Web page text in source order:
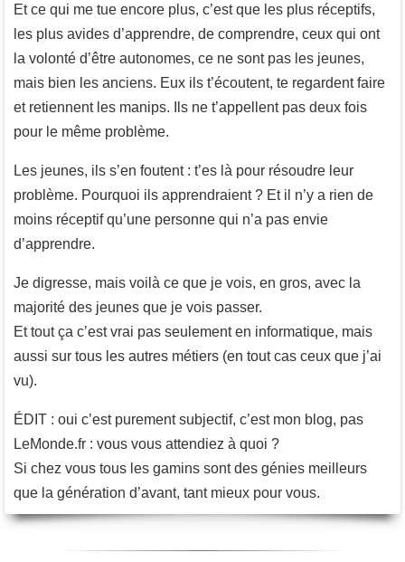
Et ce qui me tue encore plus, c’est que les plus réceptifs,
les plus avides d’apprendre, de comprendre, ceux qui ont
la volonté d’être autonomes, ce ne sont pas les jeunes,
mais bien les anciens. Eux ils t’écoutent, te regardent faire
et retiennent les manips. Ils ne t’appellent pas deux fois
pour le même problème.
Les jeunes, ils s’en foutent : t’es là pour résoudre leur
problème. Pourquoi ils apprendraient ? Et il n’y a rien de
moins réceptif qu’une personne qui n’a pas envie
d’apprendre.
Je digresse, mais voilà ce que je vois, en gros, avec la
majorité des jeunes que je vois passer.
Et tout ça c’est vrai pas seulement en informatique, mais
aussi sur tous les autres métiers (en tout cas ceux que j’ai
vu).
ÉDIT : oui c’est purement subjectif, c’est mon blog, pas
LeMonde.fr : vous vous attendiez à quoi ?
Si chez vous tous les gamins sont des génies meilleurs
que la génération d’avant, tant mieux pour vous.